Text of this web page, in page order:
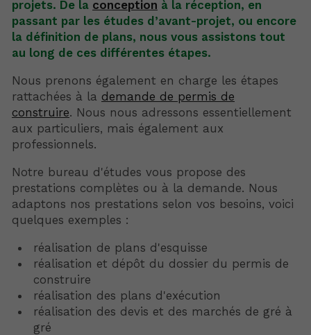
projets. De la conception à la réception, en
passant par les études d’avant-projet, ou encore
la définition de plans, nous vous assistons tout
au long de ces différentes étapes.
Nous prenons également en charge les étapes
rattachées à la demande de permis de
construire. Nous nous adressons essentiellement
aux particuliers, mais également aux
professionnels.
Notre bureau d'études vous propose des
prestations complètes ou à la demande. Nous
adaptons nos prestations selon vos besoins, voici
quelques exemples : ​​​
réalisation de plans d'esquisse
réalisation et dépôt du dossier du permis de
construire
réalisation des plans d'exécution
réalisation des devis et des marchés de gré à
gré